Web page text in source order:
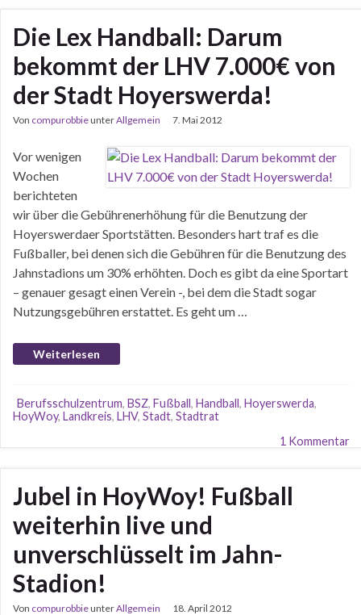
Die Lex Handball: Darum
bekommt der LHV 7.000€ von
der Stadt Hoyerswerda!
Von compurobbieunterAllgemein 7. Mai 2012
Vor wenigen
Wochen
berichteten
wir über die Gebührenerhöhung für die Benutzung der
Hoyerswerdaer Sportstätten. Besonders hart traf es die
Fußballer, bei denen sich die Gebühren für die Benutzung des
Jahnstadions um 30% erhöhten. Doch es gibt da eine Sportart
– genauer gesagt einen Verein -, bei dem die Stadt sogar
Nutzungsgebühren erstattet. Es geht um …
Weiterlesen
Berufsschulzentrum, BSZ, Fußball, Handball, Hoyerswerda,
HoyWoy, Landkreis, LHV, Stadt, Stadtrat
1 Kommentar
Jubel in HoyWoy! Fußball
weiterhin live und
unverschlüsselt im Jahn-
Stadion!
Von compurobbieunterAllgemein 18. April 2012